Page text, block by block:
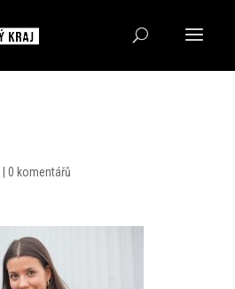
0 komentářů